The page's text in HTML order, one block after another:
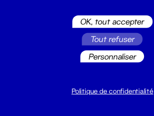
billetterie@leGrandT.fr
Du lundi au vendredi 14h → 18h
OK, tout accepter
Tout refuser
Personnaliser
Politique de confidentialité